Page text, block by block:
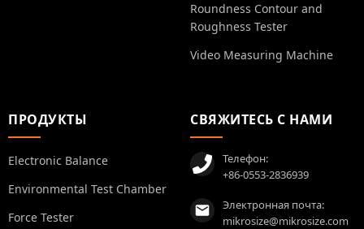
Roundness Contour and
Roughness Tester
Video Measuring Machine
ПРОДУКТЫ
Electronic Balance
Environmental Test Chamber
Force Tester
СВЯЖИТЕСЬ С НАМИ
Телефон:
+86-0553-2836939
Электронная почта:
mikrosize@mikrosize.com